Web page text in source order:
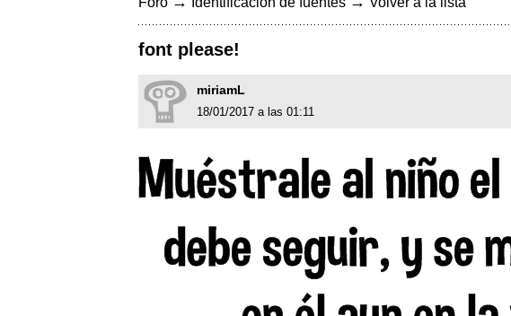
font please!
miriamL
18/01/2017 a las 01:11